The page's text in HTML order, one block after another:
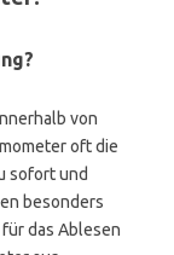
von
oft die
sofort und
besonders
das Ablesen